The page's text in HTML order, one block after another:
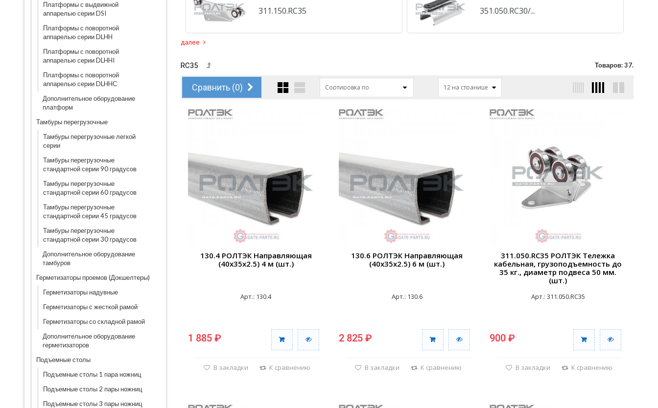
Платформы с выдвижной
аппарелью серии DSI
Платформы с поворотной
аппарелью серии DLHH
Платформы с поворотной
аппарелью серии DLHHI
Платформы с поворотной
аппарелью серии DLHHС
Дополнительное оборудование
платформ
Тамбуры перегрузочные
Тамбуры перегрузочные легкой
серии
Тамбуры перегрузочные
стандартной серии 90 градусов
Тамбуры перегрузочные
стандартной серии 60 градусов
Тамбуры перегрузочные
стандартной серии 45 градусов
Тамбуры перегрузочные
стандартной серии 30 градусов
Дополнительное оборудование
тамбуров
Герметизаторы проемов (Докшелтеры)
Герметизаторы надувные
Герметизаторы с жесткой рамой
Герметизаторы со складной рамой
Дополнительное оборудование
герметизаторов
Подъемные столы
Подъемные столы 1 пара ножниц
Подъемные столы 2 пары ножниц
Подъемные столы 3 пары ножниц
311.150.RC35
351.050.RC30/...
далее
RC35 Товаров: 37.
Сравнить (0) Сортировка по 12 на странице
130.4 РОЛТЭК Направляющая
(40x35x2.5) 4 м (шт.)
Арт.: 130.4
1 885 ₽
В закладки К сравнению
130.6 РОЛТЭК Направляющая
(40x35x2.5) 6 м (шт.)
Арт.: 130.6
2 825 ₽
В закладки К сравнению
311.050.RC35 РОЛТЭК Тележка
кабельная, грузоподъемность до
35 кг., диаметр подвеса 50 мм.
(шт.)
Арт.: 311.050.RC35
900 ₽
В закладки К сравнению